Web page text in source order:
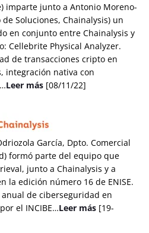
imparte junto a Antonio Moreno-
Soluciones, Chainalysis) un
en conjunto entre Chainalysis y
Cellebrite Physical Analyzer.
de transacciones cripto en
integración nativa con
Leer más [08/11/22]
García, Dpto. Comercial
formó parte del equipo que
junto a Chainalysis y a
la edición número 16 de ENISE.
de ciberseguridad en
el INCIBE…Leer más [19-